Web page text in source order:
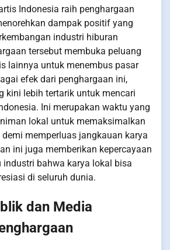
Indonesia raih penghargaan
dampak positif yang
industri hiburan
tersebut membuka peluang
lainnya untuk menembus pasar
efek dari penghargaan ini,
kini lebih tertarik untuk mencari
Ini merupakan waktu yang
lokal untuk memaksimalkan
memperluas jangkauan karya
ini juga memberikan kepercayaan
industri bahwa karya lokal bisa
di seluruh dunia.
dan Media